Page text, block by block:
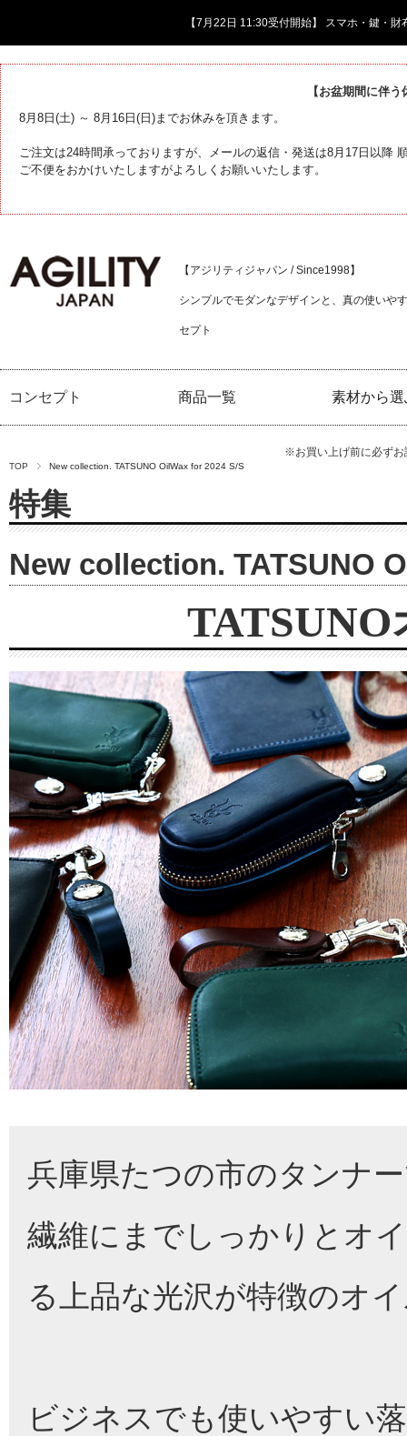
【7月22日 11:30受付開始】 スマホ・鍵・
【お盆期間に伴
8月8日(土) ～ 8月16日(日)までお休みを頂きます。
ご注文は24時間承っておりますが、メールの返信・発送は8月17日以降
ご不便をおかけいたしますがよろしくお願いいたします。
【アジリティジャパン / Since1998】
シンプルでモダンなデザインと、真の使いや
セプト
コンセプト 商品一覧 素材から選
※お買い上げ前に必ず
TOP New collection. TATSUNO OilWax for 2024 S/S
特集
New collection. TATSUNO
兵庫県たつの市のタンナ
繊維にまでしっかりとオ
る上品な光沢が特徴のオ
ビジネスでも使いやすい